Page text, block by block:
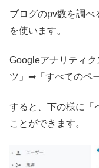
ブログのpv数を調べ
を使います。
Googleアナリティ
ツ」➡「すべてのペ
すると、下の様に「
ことができます。